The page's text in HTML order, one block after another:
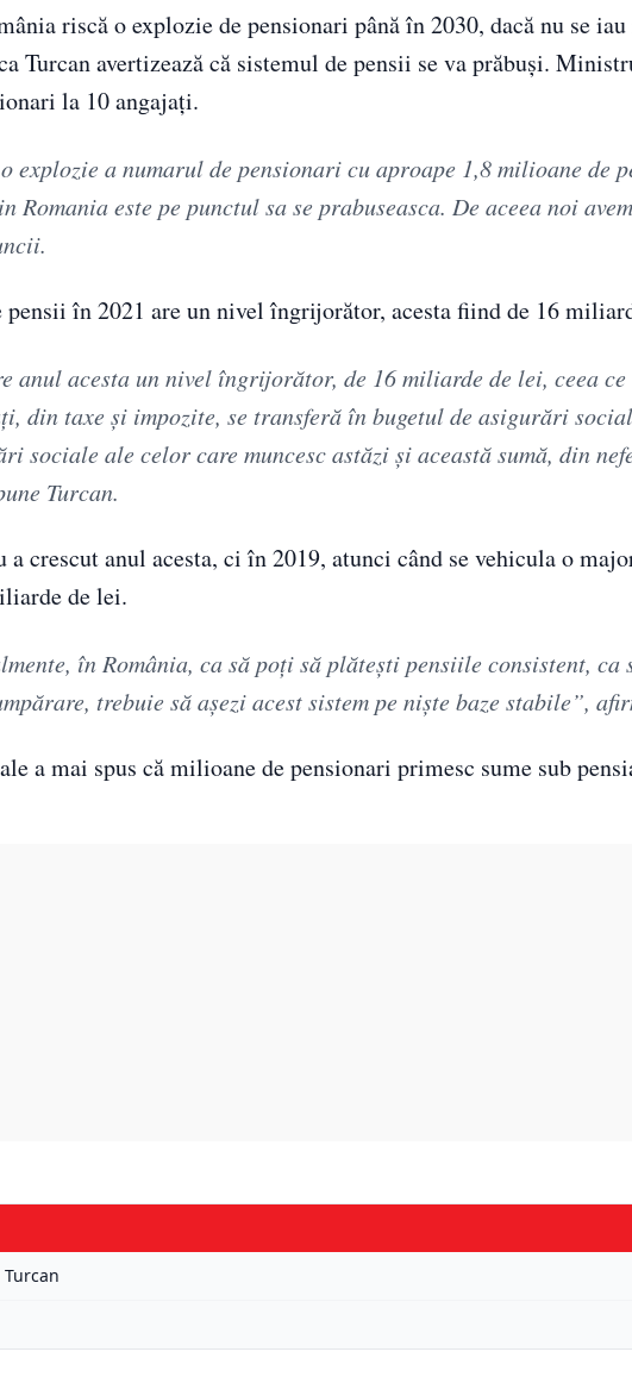
riscă o explozie de pensionari până în 2030, dacă nu se iau
Turcan avertizează că sistemul de pensii se va prăbuși.
la 10 angajați.
explozie a numarul de pensionari cu aproape 1,8 milioane de
Romania este pe punctul sa se prabuseasca. De aceea noi
în 2021 are un nivel îngrijorător, acesta fiind de 16
anul acesta un nivel îngrijorător, de 16 miliarde de lei, ceea ce
din taxe și impozite, se transferă în bugetul de asigurări
sociale ale celor care muncesc astăzi și această sumă, din
Turcan.
crescut anul acesta, ci în 2019, atunci când se vehicula o
de lei.
în România, ca să poți să plătești pensiile consistent, ca
trebuie să așezi acest sistem pe niște baze stabile”,
a mai spus că milioane de pensionari primesc sume sub
Turcan